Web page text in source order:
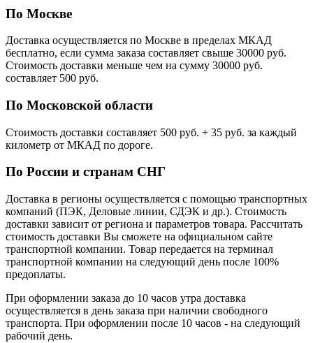
По Москве
Доставка осуществляется по Москве в пределах МКАД
бесплатно, если сумма заказа составляет свыше 30000 руб.
Стоимость доставки меньше чем на сумму 30000 руб.
cоставляет 500 руб.
По Московской области
Стоимость доставки cоставляет 500 руб. + 35 руб. за каждый
километр от МКАД по дороге.
По России и странам СНГ
Доставка в регионы осуществляется с помощью транспортных
компаний (ПЭК, Деловые линии, СДЭК и др.). Стоимость
доставки зависит от региона и параметров товара. Рассчитать
стоимость доставки Вы сможете на официальном сайте
транспортной компании. Товар передается на терминал
транспортной компании на следующий день после 100%
предоплаты.
При оформлении заказа до 10 часов утра доставка
осуществляется в день заказа при наличии свободного
транспорта. При оформлении после 10 часов - на следующий
рабочий день.